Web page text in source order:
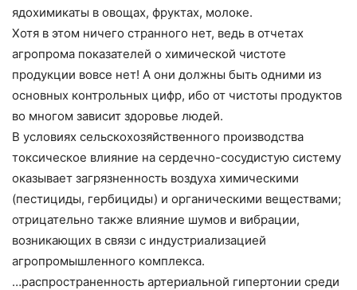
ядохимикаты в овощах, фруктах, молоке.
Хотя в этом ничего странного нет, ведь в отчетах
агропрома показателей о химической чистоте
продукции вовсе нет! А они должны быть одними из
основных контрольных цифр, ибо от чистоты продуктов
во многом зависит здоровье людей.
В условиях сельскохозяйственного производства
токсическое влияние на сердечно-сосудистую систему
оказывает загрязненность воздуха химическими
(пестициды, гербициды) и органическими веществами;
отрицательно также влияние шумов и вибрации,
возникающих в связи с индустриализацией
агропромышленного комплекса.
…распространенность артериальной гипертонии среди